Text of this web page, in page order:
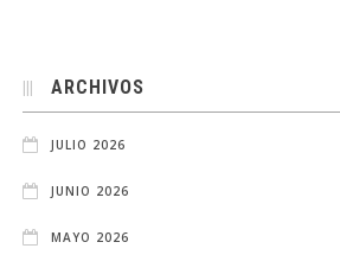
ARCHIVOS
JULIO 2026
JUNIO 2026
MAYO 2026